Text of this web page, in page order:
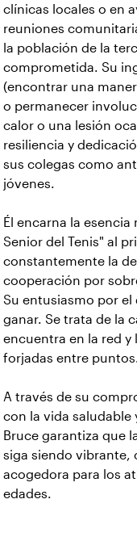
clínicas locales o en
reuniones
la población de la
comprometida. Su
(encontrar una
o permanecer
calor o una lesión
resiliencia y
sus colegas como
jóvenes.
Él encarna la
Senior del Tenis" al
constantemente la
cooperación por
Su entusiasmo por
ganar. Se trata de la
encuentra en la red y
forjadas entre
A través de su
con la vida saludable
Bruce garantiza que
siga siendo vibrante,
acogedora para los
edades.